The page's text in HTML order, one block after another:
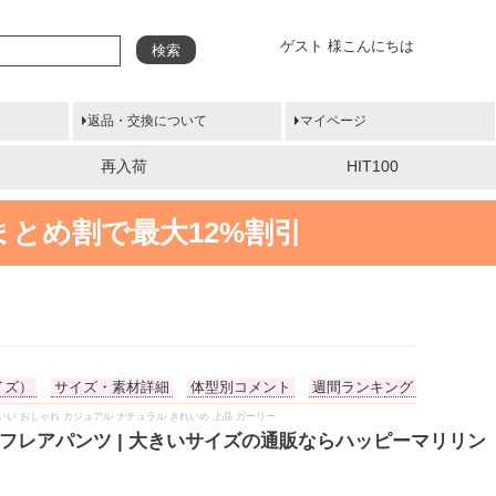
ゲスト 様こんにちは
検索
返品・交換について マイページ
再入荷 HIT100
め割で最大12%割引
） サイズ・素材詳細 体型別コメント 週間ランキング
おしゃれ カジュアル ナチュラル きれいめ 上品 ガーリー
レアパンツ | 大きいサイズの通販ならハッピーマリリン